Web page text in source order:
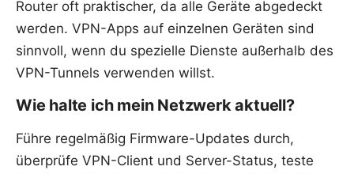
Router oft praktischer, da alle Geräte abgedeckt
werden. VPN-Apps auf einzelnen Geräten sind
sinnvoll, wenn du spezielle Dienste außerhalb des
VPN-Tunnels verwenden willst.
Wie halte ich mein Netzwerk aktuell?
Führe regelmäßig Firmware-Updates durch,
überprüfe VPN-Client und Server-Status, teste